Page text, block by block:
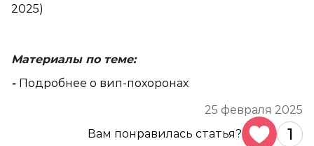
2025)
Материалы по теме:
- Подробнее о вип-похоронах
25 февраля 2025
Вам понравилась статья?
1